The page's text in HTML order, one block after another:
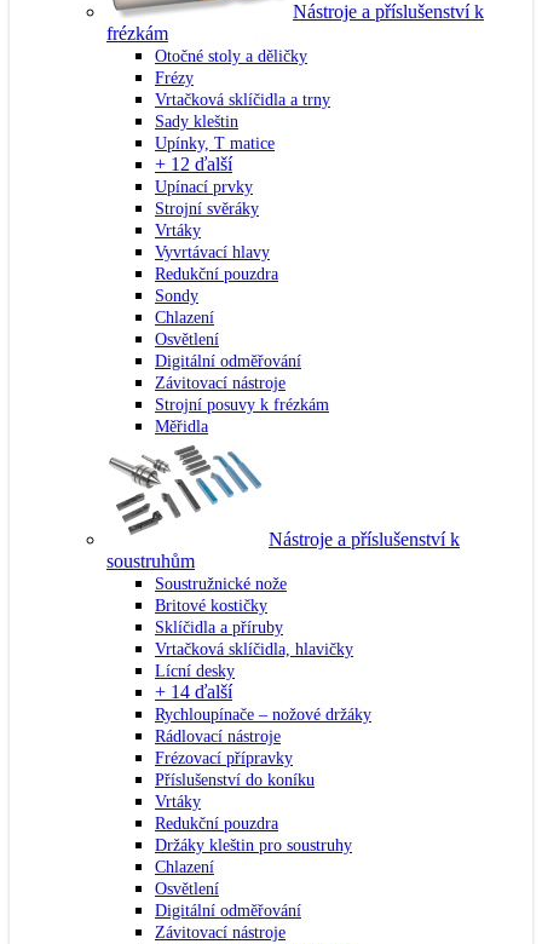
Nástroje a příslušenství k
frézkám
Otočné stoly a děličky
Frézy
Vrtačková sklíčidla a trny
Sady kleštin
Upínky, T matice
+ 12 ďalší
Upínací prvky
Strojní svěráky
Vrtáky
Vyvrtávací hlavy
Redukční pouzdra
Sondy
Chlazení
Osvětlení
Digitální odměřování
Závitovací nástroje
Strojní posuvy k frézkám
Měřidla
Nástroje a příslušenství k
soustruhům
Soustružnické nože
Britové kostičky
Sklíčidla a příruby
Vrtačková sklíčidla, hlavičky
Lícní desky
+ 14 ďalší
Rychloupínače – nožové držáky
Rádlovací nástroje
Frézovací přípravky
Příslušenství do koníku
Vrtáky
Redukční pouzdra
Držáky kleštin pro soustruhy
Chlazení
Osvětlení
Digitální odměřování
Závitovací nástroje